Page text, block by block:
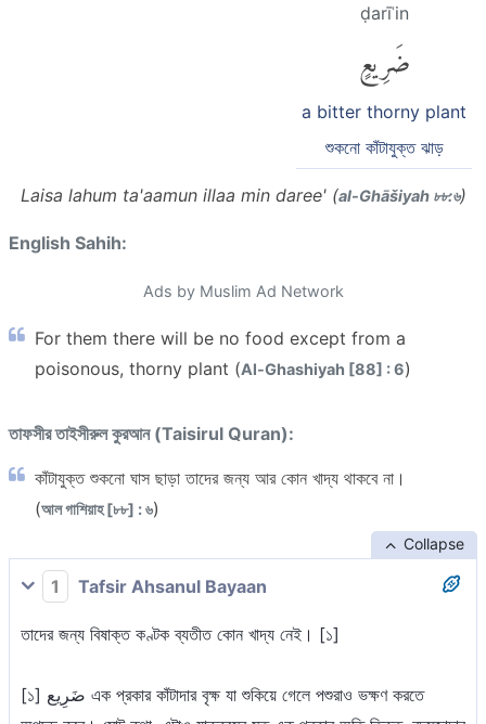
ḍarīʿin
ضَرِيعٍ
a bitter thorny plant
শুকনো কাঁটাযুক্ত ঝাড়
Laisa lahum ta'aamun illaa min daree' (al-Ghāšiyah ৮৮:৬)
English Sahih:
Ads by Muslim Ad Network
For them there will be no food except from a
poisonous, thorny plant (Al-Ghashiyah [88] : 6)
তাফসীর তাইসীরুল কুরআন (Taisirul Quran):
কাঁটাযুক্ত শুকনো ঘাস ছাড়া তাদের জন্য আর কোন খাদ্য থাকবে না।
(আল গাশিয়াহ [৮৮] : ৬)
Collapse
1 Tafsir Ahsanul Bayaan
তাদের জন্য বিষাক্ত কণ্টক ব্যতীত কোন খাদ্য নেই। [১]
[১] ضَرِيع এক প্রকার কাঁটাদার বৃক্ষ যা শুকিয়ে গেলে পশুরাও ভক্ষণ করতে